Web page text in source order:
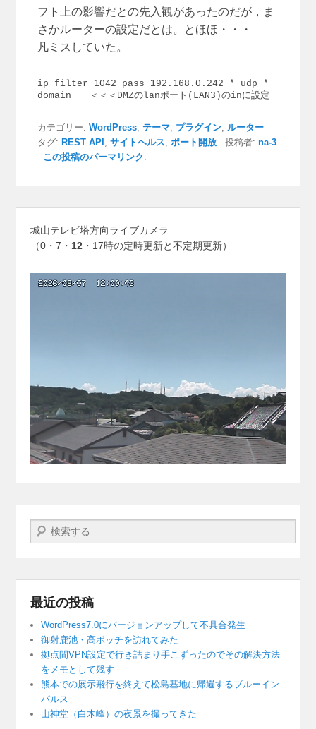
フト上の影響だとの先入観があったのだが，ま
さかルーターの設定だとは。とほほ・・・
凡ミスしていた。
ip filter 1042 pass 192.168.0.242 * udp *
domain　　＜＜＜DMZのlanポート(LAN3)のinに設定
カテゴリー:WordPress テーマ プラグイン ルーター
タグ: REST API ,サイトヘルス ポート開放 投稿者:na-3
この投稿のパーマリンク
城山テレビ塔方向ライブカメラ
（0・7・ 12 ・17時の定時更新と不定期更新）
検索する
最近の投稿
WordPress7.0にバージョンアップして不具合発生
御射鹿池・高ボッチを訪れてみた
拠点間VPN設定で行き詰まり手こずったのでその解決方法
をメモとして残す
熊本での展示飛行を終えて松島基地に帰還するブルーイン
パルス
山神堂（白木峰）の夜景を撮ってきた